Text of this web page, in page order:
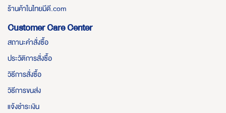
ร้านค้าในไทยมีดี.com
Customer Care Center
สถานะคำสั่งซื้อ
ประวัติการสั่งซื้อ
วิธีการสั่งซื้อ
วิธีการขนส่ง
แจ้งชำระเงิน